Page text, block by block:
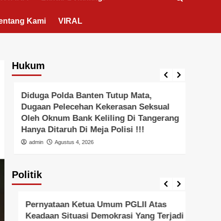
Kami VIRAL
Hukum
Berita Polisi
Diduga Polda Banten Tutup Mata,
Dugaan Pelecehan Kekerasan Seksual
Oleh Oknum Bank Keliling Di Tangerang
Hanya Ditaruh Di Meja Polisi !!!
admin Agustus 4, 2026
Politik
Pemerintah
Pernyataan Ketua Umum PGLII Atas
Keadaan Situasi Demokrasi Yang Terjadi